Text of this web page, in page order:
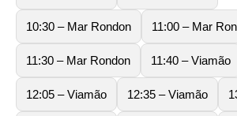
10:30 – Mar Rondon 11:00 – Mar
11:30 – Mar Rondon 11:40 – Viamão
12:05 – Viamão 12:35 – Viamão